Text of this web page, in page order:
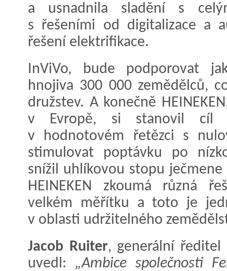
a usnadnila sladění s
s řešeními od digitalizace a
řešení elektrifikace.
InViVo, bude podporovat
hnojiva 300 000 zemědělců,
družstev. A konečně
v Evropě, si stanovil cíl
v hodnotovém řetězci s
stimulovat poptávku po
snížil uhlíkovou stopu
HEINEKEN zkoumá různá
velkém měřítku a toto je
v oblasti udržitelného
Jacob Ruiter, generální ředitel
uvedl: „Ambice společnosti